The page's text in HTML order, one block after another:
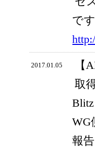
です
2017.01.05
【
取
WG
報